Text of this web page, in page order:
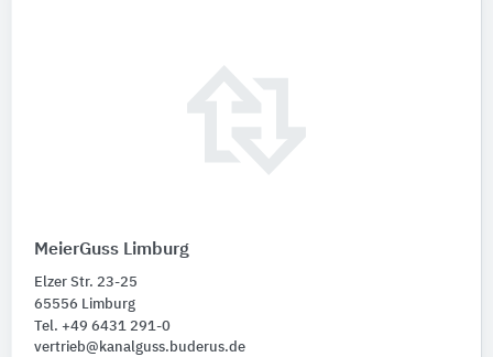
MeierGuss Limburg
Elzer Str. 23-25
65556 Limburg
Tel. +49 6431 291-0
vertrieb@kanalguss.buderus.de